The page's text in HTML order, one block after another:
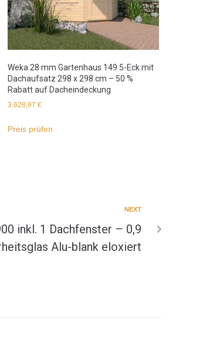
Weka 28 mm Gartenhaus 149 5-Eck mit
Dachaufsatz 298 x 298 cm – 50 %
Rabatt auf Dacheindeckung
3.628,97€
Preis prüfen
NEXT
inkl. 1 Dachfenster – 0,9
Alu-blank eloxiert